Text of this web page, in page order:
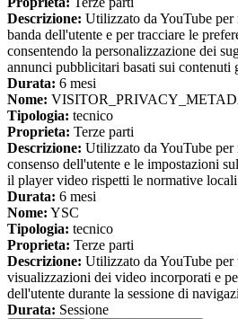
Descrizione: Utilizzato da YouTube per
banda dell'utente e per tracciare le
consentendo la personalizzazione dei
annunci pubblicitari basati sui contenuti
Durata: 6 mesi
Nome:
Tipologia: tecnico
Proprieta: Terze parti
Descrizione: Utilizzato da YouTube per
consenso dell'utente e le impostazioni
il player video rispetti le normative
Durata: 6 mesi
Nome: YSC
Tipologia: tecnico
Proprieta: Terze parti
Descrizione: Utilizzato da YouTube per
visualizzazioni dei video incorporati e
dell'utente durante la sessione di
Durata: Sessione